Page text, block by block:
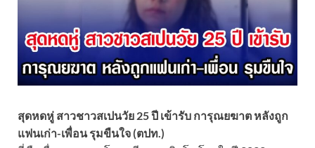
สุดหดหู่ สาวชาวสเปนวัย 25 ปี เข้ารับ การุณยฆาต หลังถูก
แฟนเก่า-เพื่อน รุมขืนใจ (ตปท.)